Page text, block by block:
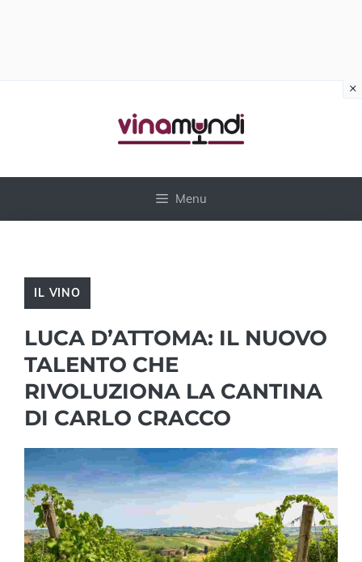
Menu
IL VINO
LUCA D’ATTOMA: IL NUOVO
TALENTO CHE
RIVOLUZIONA LA CANTINA
DI CARLO CRACCO
×